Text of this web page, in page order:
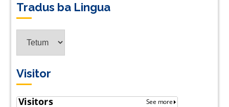
Tradus ba Lingua
Visitor